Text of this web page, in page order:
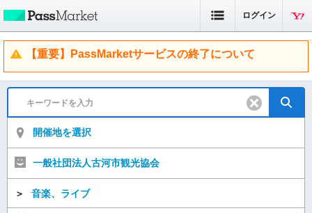
ログイン
【重要】PassMarketサービスの終了について
開催地を選択
一般社団法人古河市観光協会
＞ 音楽、ライブ